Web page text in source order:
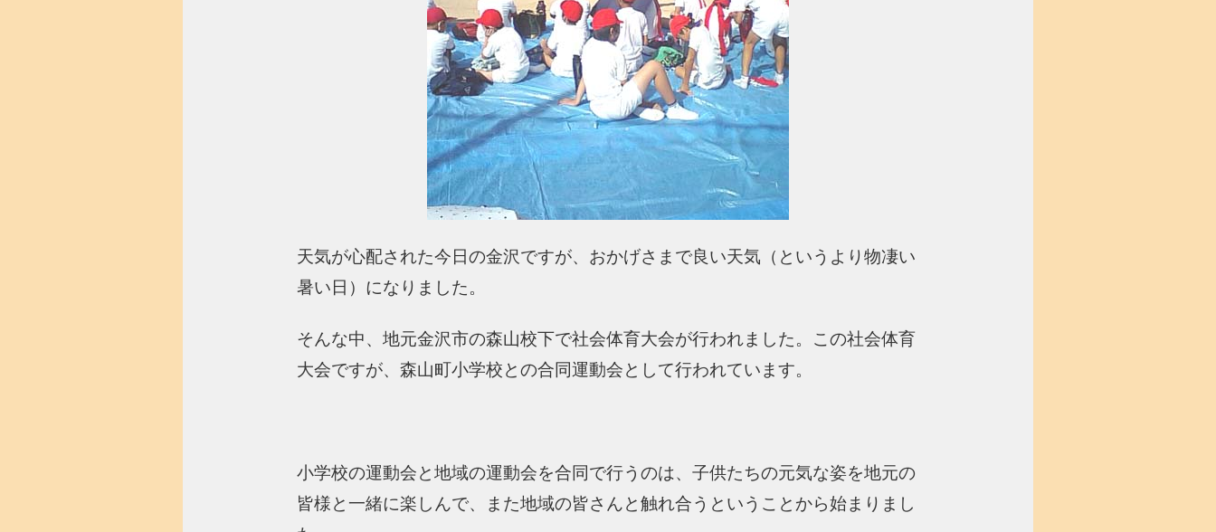
天気が心配された今日の金沢ですが、おかげさまで良い天気（というより物凄い
暑い日）になりました。
そんな中、地元金沢市の森山校下で社会体育大会が行われました。この社会体育
大会ですが、森山町小学校との合同運動会として行われています。
小学校の運動会と地域の運動会を合同で行うのは、子供たちの元気な姿を地元の
皆様と一緒に楽しんで、また地域の皆さんと触れ合うということから始まりまし